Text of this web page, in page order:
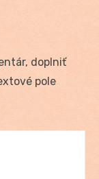
doplniť
pole